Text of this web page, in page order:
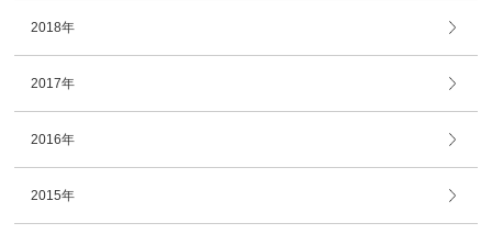
2018年
2017年
2016年
2015年